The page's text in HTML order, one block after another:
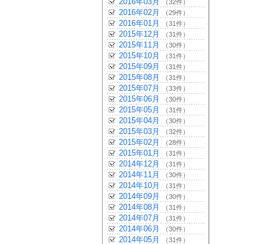
（32件）
2016年02月 （29件）
2016年01月 （31件）
2015年12月 （31件）
2015年11月 （30件）
2015年10月 （31件）
2015年09月 （31件）
2015年08月 （31件）
2015年07月 （33件）
2015年06月 （30件）
2015年05月 （31件）
2015年04月 （30件）
2015年03月 （32件）
2015年02月 （28件）
2015年01月 （31件）
2014年12月 （31件）
2014年11月 （30件）
2014年10月 （31件）
2014年09月 （30件）
2014年08月 （31件）
2014年07月 （31件）
2014年06月 （30件）
2014年05月 （31件）